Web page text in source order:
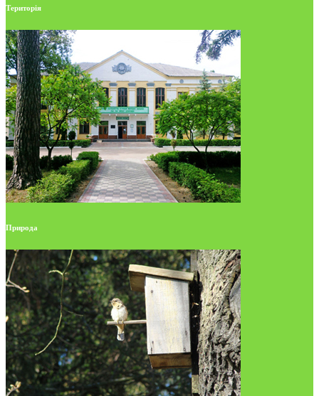
Територія
Природа